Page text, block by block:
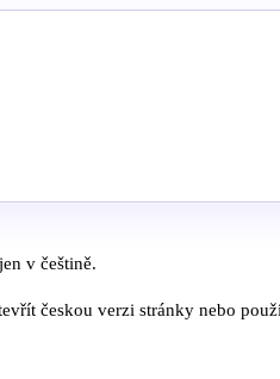
v češtině.
českou verzi stránky nebo